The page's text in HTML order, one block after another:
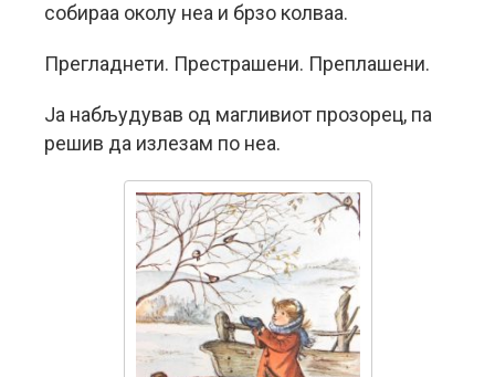
собираа околу неа и брзо колваа.
Прегладнети. Престрашени. Преплашени.
Ја набљудував од магливиот прозорец, па
решив да излезам по неа.